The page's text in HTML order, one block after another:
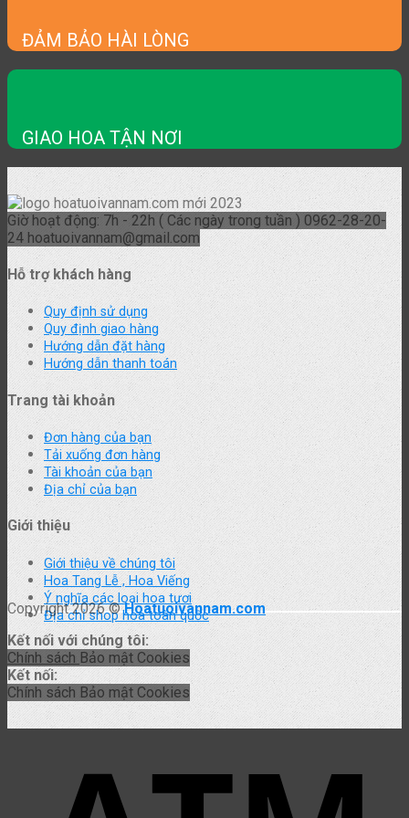
ĐẢM BẢO HÀI LÒNG
GIAO HOA TẬN NƠI
Giờ hoạt động: 7h - 22h ( Các ngày trong tuần ) 0962-28-20-
24 hoatuoivannam@gmail.com
Hỗ trợ khách hàng
Quy định sử dụng
Quy định giao hàng
Hướng dẫn đặt hàng
Hướng dẫn thanh toán
Trang tài khoản
Đơn hàng của bạn
Tải xuống đơn hàng
Tài khoản của bạn
Địa chỉ của bạn
Giới thiệu
Giới thiệu về chúng tôi
Hoa Tang Lễ , Hoa Viếng
Ý nghĩa các loại hoa tươi
Địa chỉ shop hoa toàn quốc
Copyright 2026 ©Hoatuoivannam.com
Kết nối với chúng tôi:
Chính sách Bảo mật Cookies
Kết nối:
Chính sách Bảo mật Cookies